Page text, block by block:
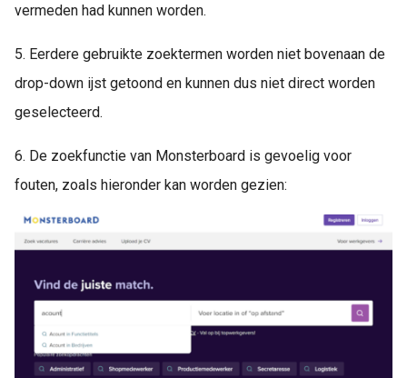
vermeden had kunnen worden.
5. Eerdere gebruikte zoektermen worden niet bovenaan de
drop-down ijst getoond en kunnen dus niet direct worden
geselecteerd.
6. De zoekfunctie van Monsterboard is gevoelig voor
fouten, zoals hieronder kan worden gezien: